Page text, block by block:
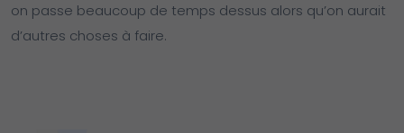
on passe beaucoup de temps dessus alors qu’on aurait
d’autres choses à faire.